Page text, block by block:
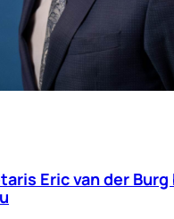
Eric van der